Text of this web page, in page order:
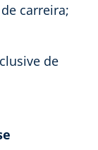
carreira;
de